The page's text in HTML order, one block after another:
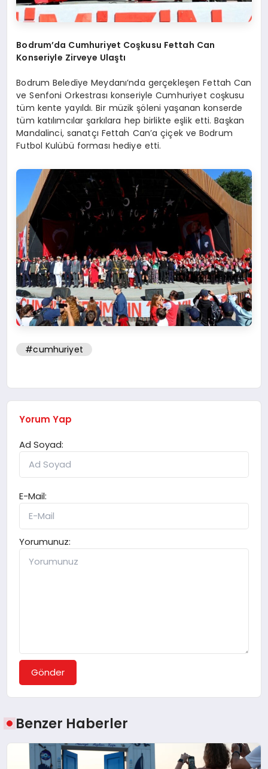
Bodrum’da Cumhuriyet Coşkusu Fettah Can
Konseriyle Zirveye Ulaştı
Bodrum Belediye Meydanı’nda gerçekleşen Fettah Can
ve Senfoni Orkestrası konseriyle Cumhuriyet coşkusu
tüm kente yayıldı. Bir müzik şöleni yaşanan konserde
tüm katılımcılar şarkılara hep birlikte eşlik etti. Başkan
Mandalinci, sanatçı Fettah Can’a çiçek ve Bodrum
Futbol Kulübü forması hediye etti.
#cumhuriyet
Yorum Yap
Ad Soyad:
E-Mail:
Yorumunuz:
Gönder
Benzer Haberler